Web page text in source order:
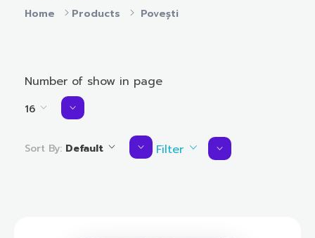
Home Products Povești
Number of show in page
16
Sort By: Default Filter